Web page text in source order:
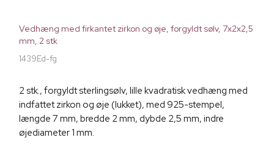
Vedhæng med firkantet zirkon og øje, forgyldt sølv, 7x2x2,5
mm, 2 stk
1439Ed-fg
2 stk., forgyldt sterlingsølv, lille kvadratisk vedhæng med
indfattet zirkon og øje (lukket), med 925-stempel,
længde 7 mm, bredde 2 mm, dybde 2,5 mm, indre
øjediameter 1 mm.